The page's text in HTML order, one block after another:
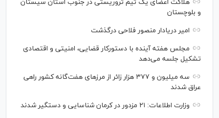
هلاکت اعضای یک تیم تروریستی در جنوب استان سیستان
و بلوچستان
امیر دریادار منصور فلاحی درگذشت
مجلس هفته آینده با دستورکار قضایی، امنیتی و اقتصادی
تشکیل جلسه می‌دهد
سه میلیون و ۳۷۷ هزار زائر از مرز‌های هفت‌گانه کشور راهی
عراق شدند
وزارت اطلاعات: ۲۱ مزدور در کرمان شناسایی و دستگیر شدند